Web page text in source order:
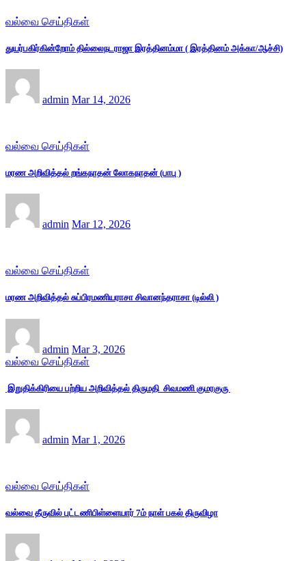
வல்வை செய்திகள்
துயர்பகிர்கின்றோம் தில்லைநடராஜா இரத்தினம்மா ( இரத்தினம் அக்கா/ஆச்சி)
admin Mar 14, 2026
வல்வை செய்திகள்
மரண அறிவித்தல் றங்கநாதன் லோகநாதன் (பாபு )
admin Mar 12, 2026
வல்வை செய்திகள்
மரண அறிவித்தல் சுப்பிரமணியராசா சிவானந்தராசா (டில்லி )
admin Mar 3, 2026
வல்வை செய்திகள்
இறுதிக்கிரியை பற்றிய அறிவித்தல் திருமதி சிவமணி குமரகுரு
admin Mar 1, 2026
வல்வை செய்திகள்
வல்வை தீருவில் புட்டணிபிள்ளையார் 7ம் நாள் பகல் திருவிழா